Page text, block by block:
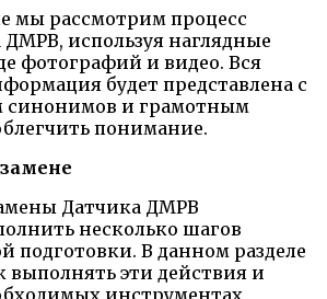
мы рассмотрим процесс
используя наглядные
фотографий и видео. Вся
будет представлена с
синонимов и грамотным
понимание.
Датчика ДМРВ
несколько шагов
подготовки. В данном разделе
эти действия и
инструментах,